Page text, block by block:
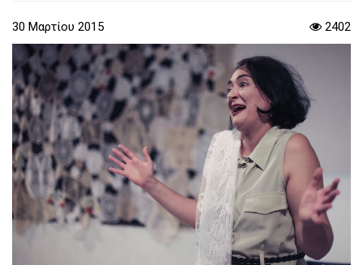
30 Μαρτίου 2015 2402